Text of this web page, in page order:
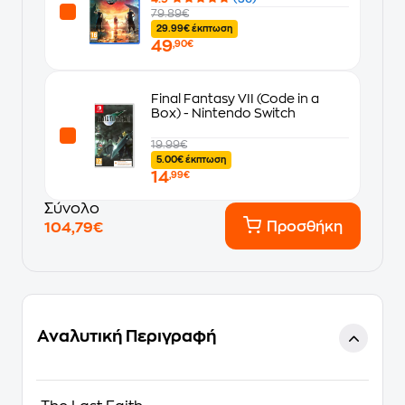
79.89€
29.99€ έκπτωση
49,90€
Final Fantasy VII (Code in a
Box) - Nintendo Switch
19.99€
5.00€ έκπτωση
14,99€
Σύνολο
104,79€
Προσθήκη
Αναλυτική Περιγραφή